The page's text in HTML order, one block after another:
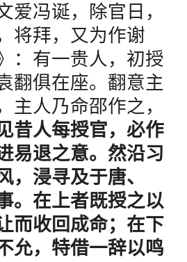
爱冯诞，除官日，
将拜，又为作谢
：有一贵人，初授
翻俱在座。翻意主
主人乃命邵作之，
昔人每授官，必作
易退之意。然沿习
，浸寻及于唐、
。在上者既授之以
而收回成命；在下
允，特借一辞以鸣